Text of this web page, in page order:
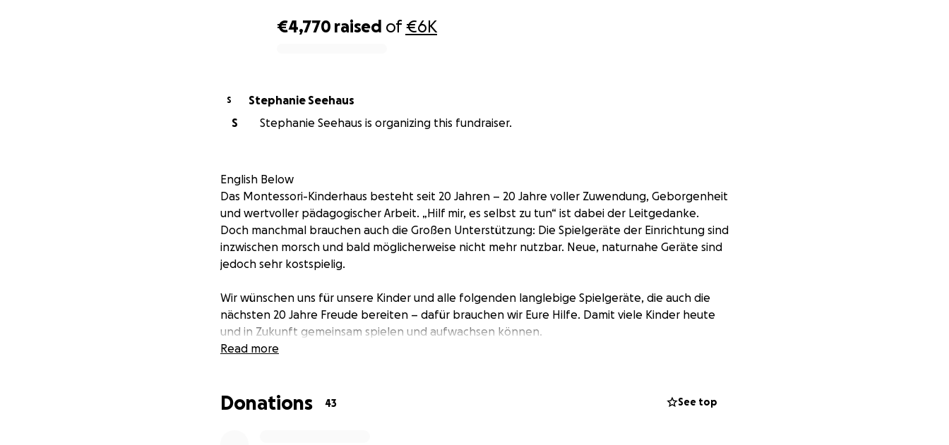
€4,770 raised of€6K
S
Stephanie Seehaus
S
Stephanie Seehaus is organizing this fundraiser.
English Below
Das Montessori-Kinderhaus besteht seit 20 Jahren – 20 Jahre voller Zuwendung, Geborgenheit
und wertvoller pädagogischer Arbeit. „Hilf mir, es selbst zu tun“ ist dabei der Leitgedanke.
Doch manchmal brauchen auch die Großen Unterstützung: Die Spielgeräte der Einrichtung sind
inzwischen morsch und bald möglicherweise nicht mehr nutzbar. Neue, naturnahe Geräte sind
jedoch sehr kostspielig.
Wir wünschen uns für unsere Kinder und alle folgenden langlebige Spielgeräte, die auch die
nächsten 20 Jahre Freude bereiten – dafür brauchen wir Eure Hilfe. Damit viele Kinder heute
und in Zukunft gemeinsam spielen und aufwachsen können.
sometimes even the grown-ups need support: the playground equipment at the facility has
Read more
Donations 43 See top